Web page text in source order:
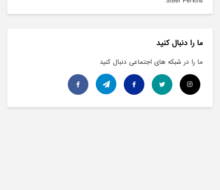
ما را دنبال کنید
ما را در شبکه های اجتماعی دنبال کنید